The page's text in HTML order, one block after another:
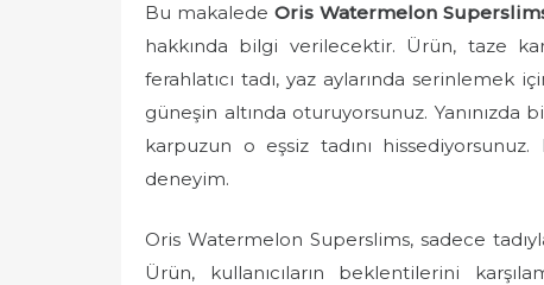
s
o
Bu makaledeOris Watermelon
hakkında bilgi verilecektir. Ürün, taze
ferahlatıcı tadı, yaz aylarında
güneşin altında oturuyorsunuz. Yanınızda
karpuzun o eşsiz tadını
deneyim.
Oris Watermelon Superslims, sadece
Ürün, kullanıcıların beklentilerini